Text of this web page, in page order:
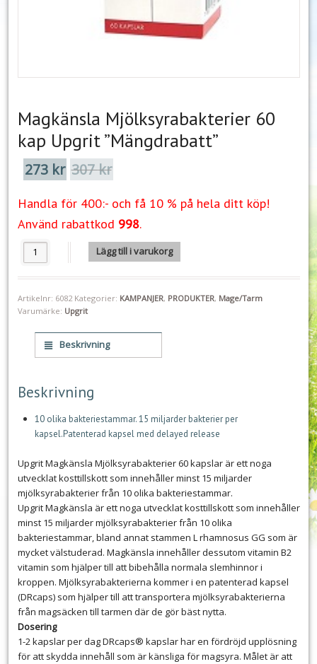
Magkänsla Mjölksyrabakterier 60
kap Upgrit ”Mängdrabatt”
307krDet
ursprungliga
var:
307 kr.
273 kr
Det
nuvarande
är:
273 kr.
Handla för 400:- och få 10 % på hela ditt köp!
Använd rabattkod 998.
Magkänsla Mjölksyrabakterier 60 kap Upgrit "Mängdrabatt" mängd
Lägg till i varukorg
Artikelnr: 6082 Kategorier: KAMPANJER, PRODUKTER, Mage/Tarm
Varumärke: Upgrit
Beskrivning
Beskrivning
10 olika bakteriestammar. 15 miljarder bakterier per
kapsel.Patenterad kapsel med delayed release
Upgrit Magkänsla Mjölksyrabakterier 60 kapslar är ett noga
utvecklat kosttillskott som innehåller minst 15 miljarder
mjölksyrabakterier från 10 olika bakteriestammar.
Upgrit Magkänsla är ett noga utvecklat kosttillskott som innehåller
minst 15 miljarder mjölksyrabakterier från 10 olika
bakteriestammar, bland annat stammen L rhamnosus GG som är
mycket välstuderad. Magkänsla innehåller dessutom vitamin B2
vitamin som hjälper till att bibehålla normala slemhinnor i
kroppen. Mjölksyrabakterierna kommer i en patenterad kapsel
(DRcaps) som hjälper till att transportera mjölksyrabakterierna
från magsäcken till tarmen där de gör bäst nytta.
Dosering
1-2 kapslar per dag DRcaps® kapslar har en fördröjd upplösning
för att skydda innehåll som är känsliga för magsyra. Målet är att